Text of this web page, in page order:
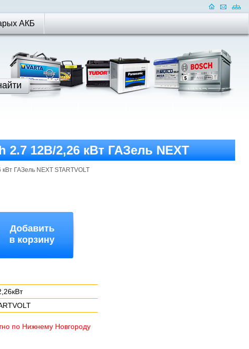
АКБ
12В/2,26 кВт ГАЗель NEXT
ГАЗель NEXT STARTVOLT
Добавить
в корзину
по Нижнему Новгороду